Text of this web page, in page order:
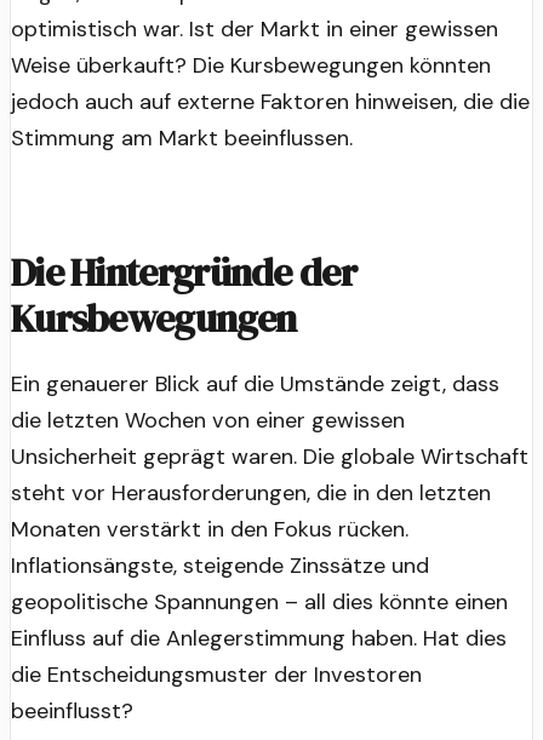
optimistisch war. Ist der Markt in einer gewissen
Weise überkauft? Die Kursbewegungen könnten
jedoch auch auf externe Faktoren hinweisen, die die
Stimmung am Markt beeinflussen.
Die Hintergründe der
Kursbewegungen
Ein genauerer Blick auf die Umstände zeigt, dass
die letzten Wochen von einer gewissen
Unsicherheit geprägt waren. Die globale Wirtschaft
steht vor Herausforderungen, die in den letzten
Monaten verstärkt in den Fokus rücken.
Inflationsängste, steigende Zinssätze und
geopolitische Spannungen – all dies könnte einen
Einfluss auf die Anlegerstimmung haben. Hat dies
die Entscheidungsmuster der Investoren
beeinflusst?